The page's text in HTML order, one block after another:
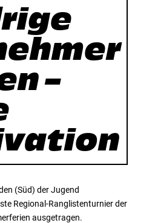
–
(Süd) der Jugend
Regional-Ranglistenturnier der
ausgetragen.